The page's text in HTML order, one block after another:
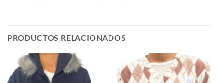
PRODUCTOS RELACIONADOS